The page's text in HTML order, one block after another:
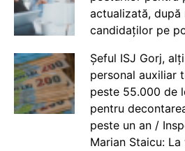
actualizată, după
candidaților pe
Șeful ISJ Gorj,
personal auxiliar
peste 55.000 de
pentru
peste un an /
Marian Staicu: